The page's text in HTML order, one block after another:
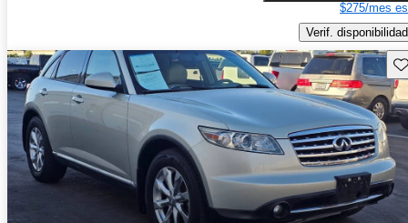
$275/mes
Verif. disponibilidad